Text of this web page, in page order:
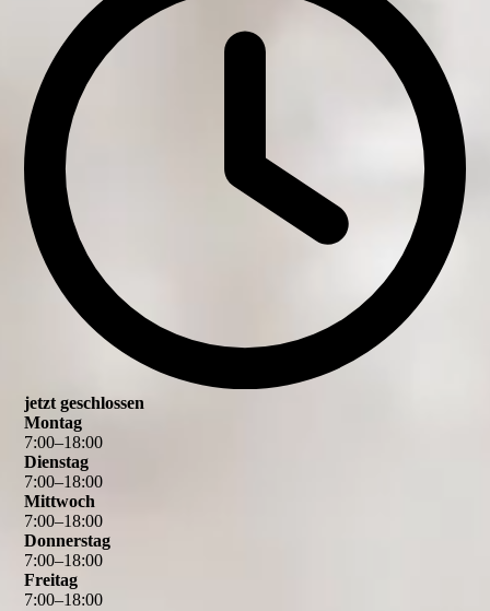
jetzt geschlossen
Montag
7:00–18:00
Dienstag
7:00–18:00
Mittwoch
7:00–18:00
Donnerstag
7:00–18:00
Freitag
7:00–18:00